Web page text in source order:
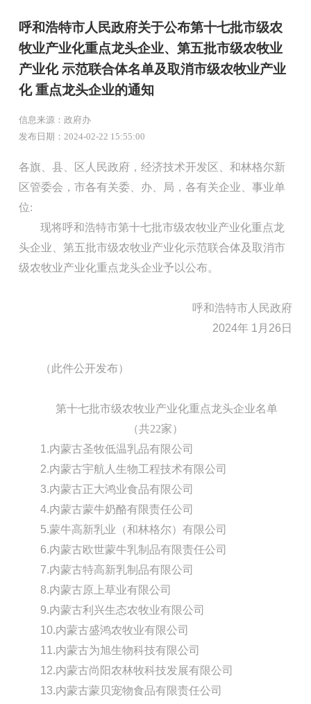
呼和浩特市人民政府关于公布第十七批市级农
牧业产业化重点龙头企业、第五批市级农牧业
产业化 示范联合体名单及取消市级农牧业产业
化 重点龙头企业的通知
信息来源：政府办
发布日期：2024-02-22 15:55:00
各旗、县、区人民政府，经济技术开发区、和林格尔新
区管委会，市各有关委、办、局，各有关企业、事业单
位:
现将呼和浩特市第十七批市级农牧业产业化重点龙
头企业、第五批市级农牧业产业化示范联合体及取消市
级农牧业产业化重点龙头企业予以公布。
呼和浩特市人民政府
2024年 1月26日
（此件公开发布）
第十七批市级农牧业产业化重点龙头企业名单
（共22家）
1.内蒙古圣牧低温乳品有限公司
2.内蒙古宇航人生物工程技术有限公司
3.内蒙古正大鸿业食品有限公司
4.内蒙古蒙牛奶酪有限责任公司
5.蒙牛高新乳业（和林格尔）有限公司
6.内蒙古欧世蒙牛乳制品有限责任公司
7.内蒙古特高新乳制品有限公司
8.内蒙古原上草业有限公司
9.内蒙古利兴生态农牧业有限公司
10.内蒙古盛鸿农牧业有限公司
11.内蒙古为旭生物科技有限公司
12.内蒙古尚阳农林牧科技发展有限公司
13.内蒙古蒙贝宠物食品有限责任公司